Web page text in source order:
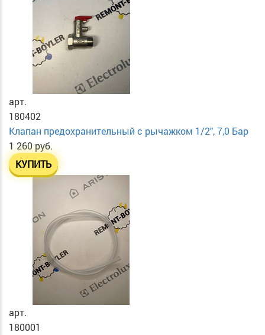
арт.
180402
Клапан предохранительный с рычажком 1/2", 7,0 Бар
1 260 руб.
КУПИТЬ
арт.
180001